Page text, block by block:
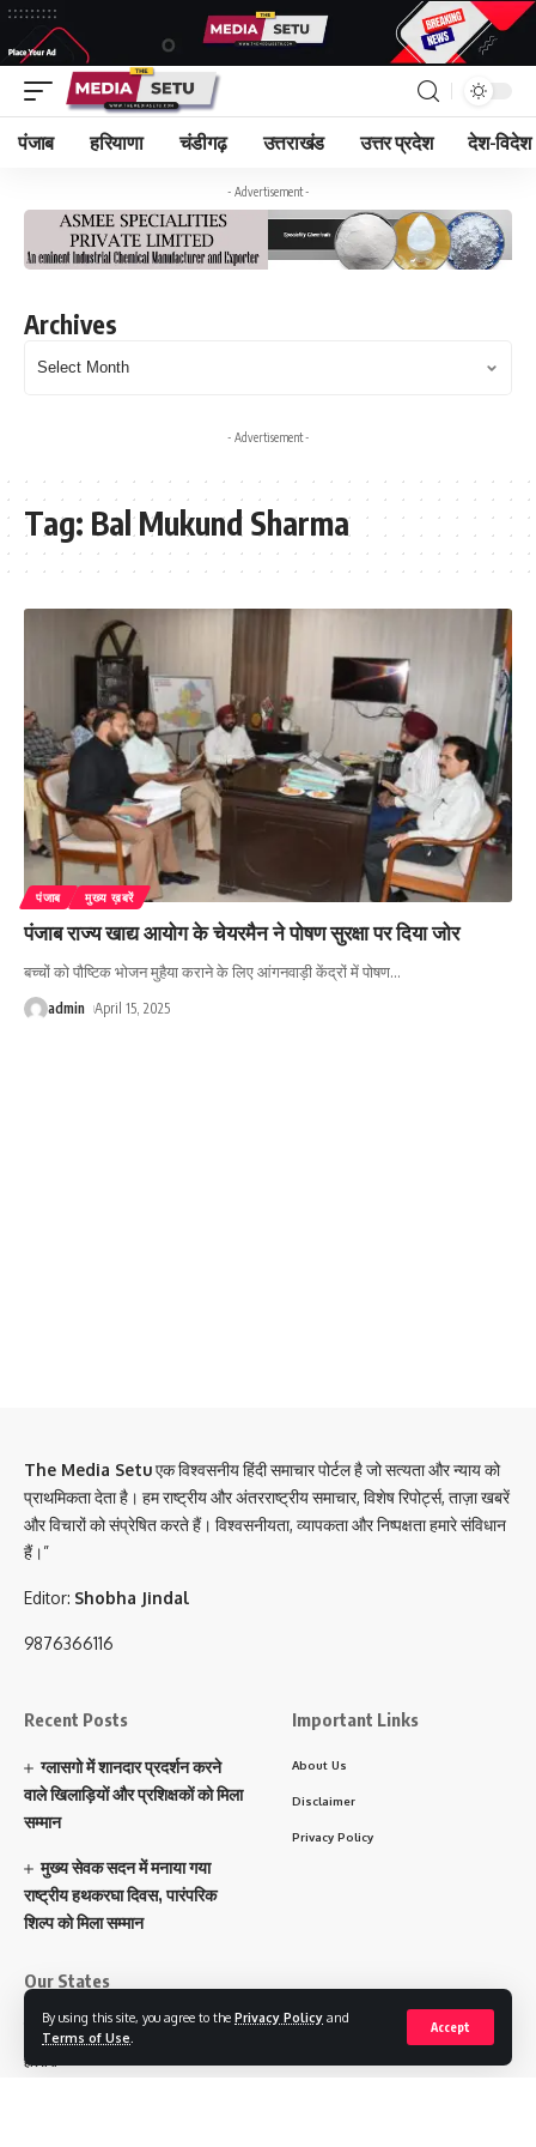
By using this site, you agree to the Privacy Policy and
Terms of Use
Accept
पंजाब हरियाणा चंडीगढ़ उत्तराखंड उत्तर प्रदेश देश-विदेश
- Advertisement -
Archives
- Advertisement -
Tag: Bal Mukund Sharma
पंजाब मुख्य ख़बरें
पंजाब राज्य खाद्य आयोग के चेयरमैन ने पोषण सुरक्षा पर दिया जोर
बच्चों को पौष्टिक भोजन मुहैया कराने के लिए आंगनवाड़ी केंद्रों में पोषण…
admin April 15, 2025
The Media Setuएक विश्वसनीय हिंदी समाचार पोर्टल है जो सत्यता और न्याय को
प्राथमिकता देता है। हम राष्ट्रीय और अंतरराष्ट्रीय समाचार, विशेष रिपोर्ट्स, ताज़ा खबरें
और विचारों को संप्रेषित करते हैं। विश्वसनीयता, व्यापकता और निष्पक्षता हमारे संविधान
हैं।”
Editor: Shobha Jindal
9876366116
Recent Posts
ग्लासगो में शानदार प्रदर्शन करने
वाले खिलाड़ियों और प्रशिक्षकों को मिला
सम्मान
मुख्य सेवक सदन में मनाया गया
राष्ट्रीय हथकरघा दिवस, पारंपरिक
शिल्प को मिला सम्मान
Important Links
About Us
Disclaimer
Privacy Policy
Our States
पंजाब
हरियाणा